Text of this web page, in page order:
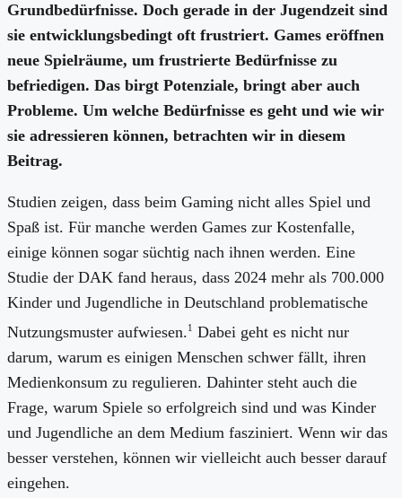
Grundbedürfnisse. Doch gerade in der Jugendzeit sind
sie entwicklungsbedingt oft frustriert. Games eröffnen
neue Spielräume, um frustrierte Bedürfnisse zu
befriedigen. Das birgt Potenziale, bringt aber auch
Probleme. Um welche Bedürfnisse es geht und wie wir
sie adressieren können, betrachten wir in diesem
Beitrag.
Studien zeigen, dass beim Gaming nicht alles Spiel und
Spaß ist. Für manche werden Games zur Kostenfalle,
einige können sogar süchtig nach ihnen werden. Eine
Studie der DAK fand heraus, dass 2024 mehr als 700.000
Kinder und Jugendliche in Deutschland problematische
Nutzungsmuster aufwiesen.1
Dabei geht es nicht nur
darum, warum es einigen Menschen schwer fällt, ihren
Medienkonsum zu regulieren. Dahinter steht auch die
Frage, warum Spiele so erfolgreich sind und was Kinder
und Jugendliche an dem Medium fasziniert. Wenn wir das
besser verstehen, können wir vielleicht auch besser darauf
eingehen.